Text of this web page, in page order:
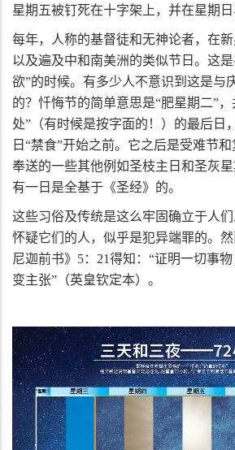
星期五被钉死在十字架上，并在星期日
每年，人称的基督徒和无神论者，在新
以及遍及中和南美洲的类似节日。这
欲”的时候。有多少人不意识到这是与
的？忏悔节的简单意思是“肥星期二”
处”（有时候是按字面的！）的最后日
日“禁食”开始之前。它之后是受难节
奉送的一些其他例如圣枝主日和圣灰
有一日是全基于《圣经》的。
这些习俗及传统是这么牢固确立于人
怀疑它们的人，似乎是犯异端罪的。
尼迦前书》 5： 21得知：“证明一切事
变主张”（英皇钦定本）。